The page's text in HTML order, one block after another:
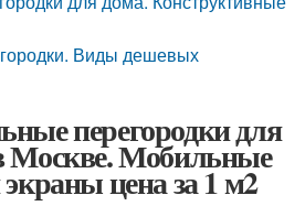
Виды дешевых
перегородки для
Москве. Мобильные
цена за 1 м2